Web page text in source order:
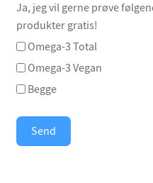
Ja, jeg vil gerne prøve
produkter gratis!
Omega-3 Total
Omega-3 Vegan
Begge
Send